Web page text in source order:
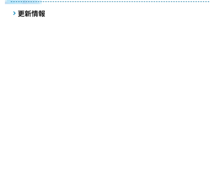
更新情報